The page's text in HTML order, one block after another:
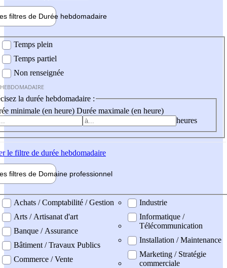
filtres de Durée hebdomadaire
Temps plein
Temps partiel
Non renseignée
la durée hebdomadaire :
minimale (en heure) Durée maximale (en heure)
heures
le filtre de durée hebdomadaire
filtres de Domaine professionnel
professionel
Achats / Comptabilité / Gestion
Arts / Artisanat d'art
Banque / Assurance
Bâtiment / Travaux Publics
Commerce / Vente
Industrie
Informatique /
Télécommunication
Installation / Maintenance
Marketing / Stratégie
commerciale